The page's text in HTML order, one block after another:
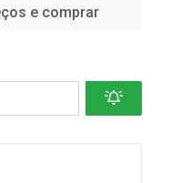
e comprar